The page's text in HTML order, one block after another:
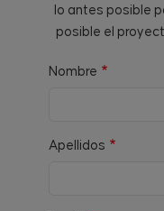
lo antes posible
posible el
Nombre
Apellidos